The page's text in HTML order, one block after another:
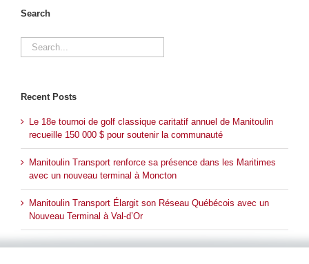
Search
Search
for:
Recent Posts
Le 18e tournoi de golf classique caritatif annuel de Manitoulin
recueille 150 000 $ pour soutenir la communauté
Manitoulin Transport renforce sa présence dans les Maritimes
avec un nouveau terminal à Moncton
Manitoulin Transport Élargit son Réseau Québécois avec un
Nouveau Terminal à Val-d’Or